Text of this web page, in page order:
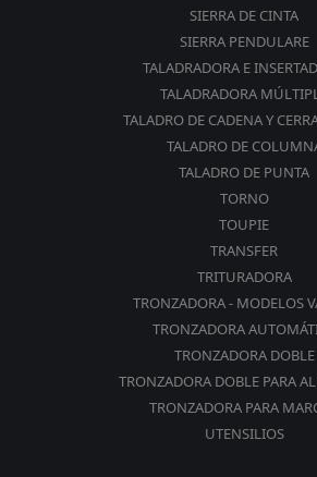
SIERRA DE CINTA
SIERRA PENDULARE
TALADRADORA E
TALADRADORA
TALADRO DE CADENA Y
TALADRO DE
TALADRO DE PUNTA
TORNO
TOUPIE
TRANSFER
TRITURADORA
TRONZADORA - MODELOS
TRONZADORA
TRONZADORA DOBLE
TRONZADORA DOBLE PARA
TRONZADORA PARA
UTENSILIOS